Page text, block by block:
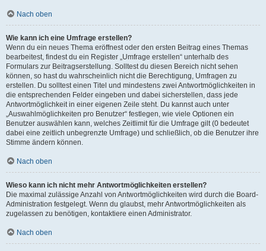
Nach oben
Wie kann ich eine Umfrage erstellen?
Wenn du ein neues Thema eröffnest oder den ersten Beitrag eines Themas
bearbeitest, findest du ein Register „Umfrage erstellen“ unterhalb des
Formulars zur Beitragserstellung. Solltest du diesen Bereich nicht sehen
können, so hast du wahrscheinlich nicht die Berechtigung, Umfragen zu
erstellen. Du solltest einen Titel und mindestens zwei Antwortmöglichkeiten in
die entsprechenden Felder eingeben und dabei sicherstellen, dass jede
Antwortmöglichkeit in einer eigenen Zeile steht. Du kannst auch unter
„Auswahlmöglichkeiten pro Benutzer“ festlegen, wie viele Optionen ein
Benutzer auswählen kann, welches Zeitlimit für die Umfrage gilt (0 bedeutet
dabei eine zeitlich unbegrenzte Umfrage) und schließlich, ob die Benutzer ihre
Stimme ändern können.
Nach oben
Wieso kann ich nicht mehr Antwortmöglichkeiten erstellen?
Die maximal zulässige Anzahl von Antwortmöglichkeiten wird durch die Board-
Administration festgelegt. Wenn du glaubst, mehr Antwortmöglichkeiten als
zugelassen zu benötigen, kontaktiere einen Administrator.
Nach oben